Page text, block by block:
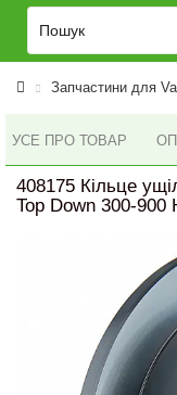
Запчастини для
УСЕ ПРО ТОВАР
408175 Кільце
Top Down 300-900